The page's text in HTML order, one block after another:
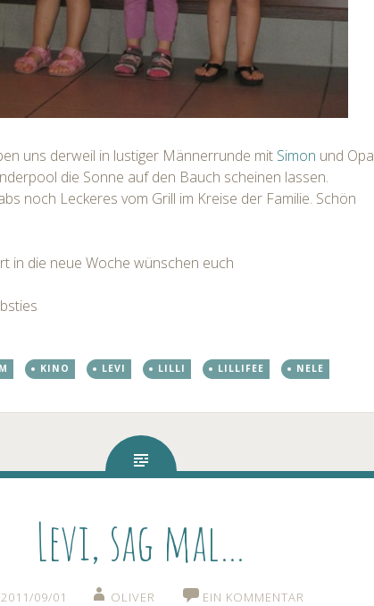
uns derweil in lustiger Männerrunde mit Simon und Opa
die Sonne auf den Bauch scheinen lassen.
noch Leckeres vom Grill im Kreise der Familie. Schön
in die neue Woche wünschen euch
KINO LEVI LILLI LILLIFEE NELE
Levi, sag mal…
2011/09/01 OLIVER EIN KOMMENTAR